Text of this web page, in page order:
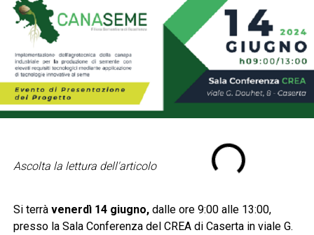
Ascolta la lettura dell'articolo
Si terrà venerdì 14 giugno,dalle ore 9:00 alle 13:00,
presso la Sala Conferenza del CREA di Caserta in viale G.